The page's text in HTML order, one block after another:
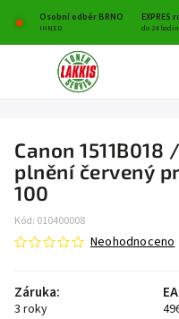
Osobní odběr BRNO EXPRES
IHNED do 24 hodin
Canon
plnění červený
100
Kód: 010400008
Neohodnoceno
Záruka:
3 roky